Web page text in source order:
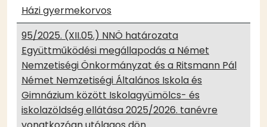
Házi gyermekorvos
95/2025. (XII.05.) NNÖ határozata
Együttműködési megállapodás a Német
Nemzetiségi Önkormányzat és a Ritsmann Pál
Német Nemzetiségi Általános Iskola és
Gimnázium között Iskolagyümölcs- és
iskolazöldség ellátása 2025/2026. tanévre